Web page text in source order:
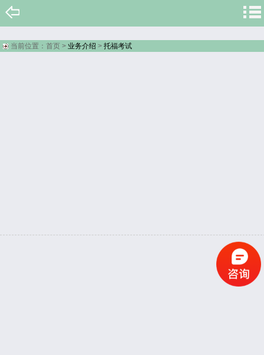
当前位置： 首页 > 业务介绍 > 托福考试